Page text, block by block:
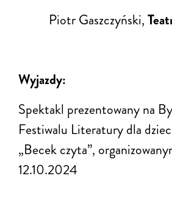
Piotr Gaszczyński,
Wyjazdy:
Spektakl prezentowany na
Festiwalu Literatury dla
„Becek czyta”,
12.10.2024